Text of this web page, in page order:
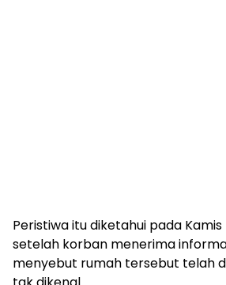
Peristiwa itu diketahui pada
setelah korban menerima
menyebut rumah tersebut telah